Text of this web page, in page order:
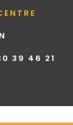
39 46 21